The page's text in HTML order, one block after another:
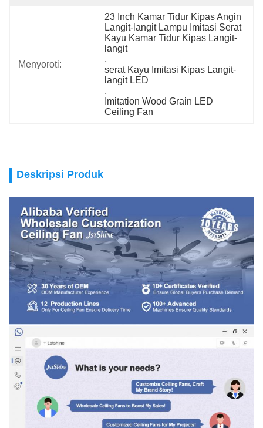
Menyoroti:
23 Inch Kamar Tidur Kipas Angin
Langit-langit Lampu Imitasi Serat
Kayu Kamar Tidur Kipas Langit-
langit
,
serat Kayu Imitasi Kipas Langit-
langit LED
,
Imitation Wood Grain LED
Ceiling Fan
Deskripsi Produk